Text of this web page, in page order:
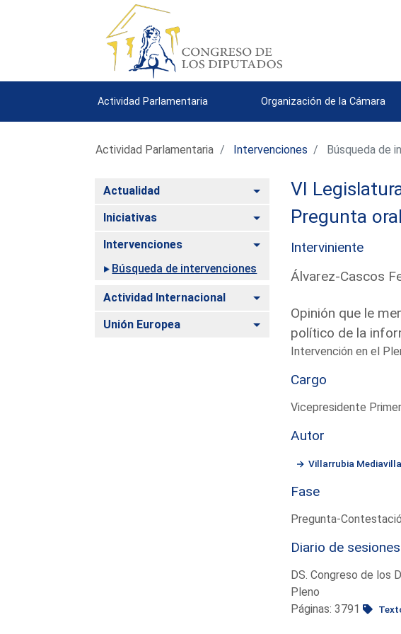
Actividad Parlamentaria Organización de la Cámara
Actividad Parlamentaria Intervenciones Búsqueda de
Actualidad Alternar
Iniciativas Alternar
Intervenciones
Alternar
Búsqueda de intervenciones
Actividad Internacional Alternar
Unión Europea Alternar
VI
Pregunta
Interviniente
Álvarez-Cascos
Opinión que le
político de la
Intervención en el
Cargo
Vicepresidente
Autor
Villarrubia
Fase
Pregunta-
Diario de sesiones
DS. Congreso de los
Pleno
Páginas: 3791